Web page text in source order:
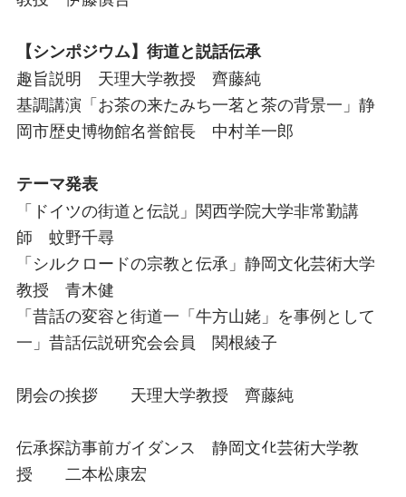
【シンポジウム】街道と説話伝承
趣旨説明 天理大学教授 齊藤純
基調講演「お茶の来たみち一茗と茶の背景一」静
岡市歴史博物館名誉館長 中村羊一郎
テーマ発表
「ドイツの街道と伝説」関西学院大学非常勤講
師 蚊野千尋
「シルクロードの宗教と伝承」静岡文化芸術大学
教授 青木健
「昔話の変容と街道一「牛方山姥」を事例として
一」昔話伝説研究会会員 関根綾子
閉会の挨拶 天理大学教授 齊藤純
伝承探訪事前ガイダンス 静岡文ｲﾋ芸術大学教
授 二本松康宏